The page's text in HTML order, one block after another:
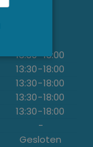
13:30-18:00
13:30-18:00
13:30-18:00
13:30-18:00
13:30-18:00
-
Gesloten